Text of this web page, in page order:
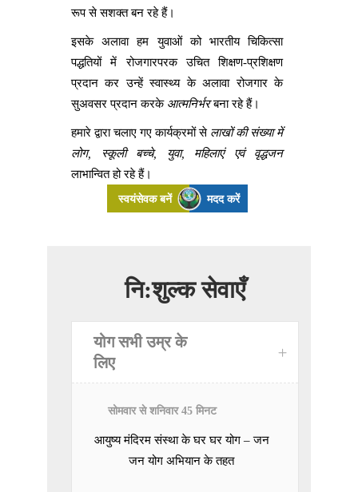
रूप से सशक्त बन रहे हैं।
इसके अलावा हम युवाओं को भारतीय चिकित्सा
पद्धतियों में रोजगारपरक उचित शिक्षण-प्रशिक्षण
प्रदान कर उन्हें स्वास्थ्य के अलावा रोजगार के
सुअवसर प्रदान करके आत्मनिर्भरबना रहे हैं।
हमारे द्वारा चलाए गए कार्यक्रमों से लाखों की संख्या में
लोग, स्कूली बच्चे, युवा, महिलाएं एवं वृद्धजन
लाभान्वित हो रहे हैं।
स्वयंसेवक बनें मदद करें
नि:शुल्क सेवाएँ
योग सभी उम्र के
लिए
सोमवार से शनिवार 45 मिनट
आयुष्य मंदिरम संस्था के घर घर योग – जन
जन योग अभियान के तहत